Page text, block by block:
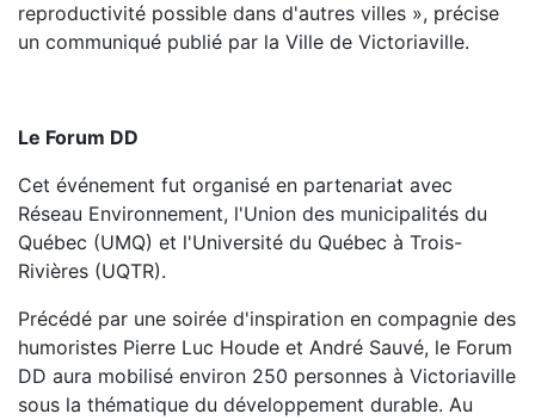
reproductivité possible dans d'autres villes », précise
un communiqué publié par la Ville de Victoriaville.
Le Forum DD
Cet événement fut organisé en partenariat avec
Réseau Environnement, l'Union des municipalités du
Québec (UMQ) et l'Université du Québec à Trois-
Rivières (UQTR).
Précédé par une soirée d'inspiration en compagnie des
humoristes Pierre Luc Houde et André Sauvé, le Forum
DD aura mobilisé environ 250 personnes à Victoriaville
sous la thématique du développement durable. Au